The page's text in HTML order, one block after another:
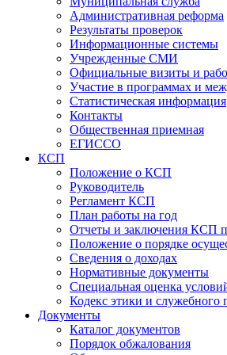
Административная реформа
Результаты проверок
Информационные системы
Учрежденные СМИ
Официальные визиты и
Участие в программах и
Статистическая информация
Контакты
Общественная приемная
ЕГИССО
КСП
Положение о КСП
Руководитель
Регламент КСП
План работы на год
Отчеты и заключения КСП
Положение о порядке
Сведения о доходах
Нормативные документы
Специальная оценка
Кодекс этики и служебного
Документы
Каталог документов
Порядок обжалования